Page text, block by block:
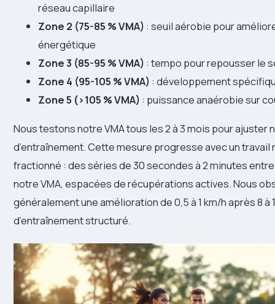
réseau capillaire
Zone 2 (75-85 % VMA) : seuil aérobie pour
énergétique
Zone 3 (85-95 % VMA) : tempo pour repousser le
Zone 4 (95-105 % VMA) : développement
Zone 5 (>105 % VMA) : puissance anaérobie sur
Nous testons notre VMA tous les 2 à 3 mois pour ajuster
d’entraînement. Cette mesure progresse avec un travail
fractionné : des séries de 30 secondes à 2 minutes
notre VMA, espacées de récupérations actives. Nous
généralement une amélioration de 0,5 à 1 km/h après 8 à
d’entraînement structuré.